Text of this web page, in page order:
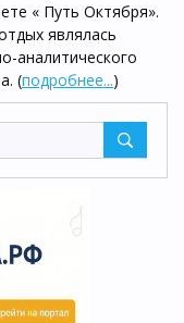
« Путь Октября».
являлась
аналитического
(подробнее...)